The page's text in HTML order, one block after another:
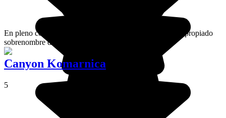
En pleno corazón del país, la región de Krnovo tiene el apropiado
sobrenombre de "pequeña Mongolia".
Canyon Komarnica
5